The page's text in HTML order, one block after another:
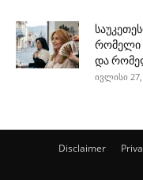
რომელი
და
ივლისი 27,
Disclaimer